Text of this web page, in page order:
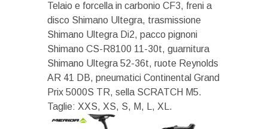
Telaio e forcella in carbonio CF3, freni a
disco Shimano Ultegra, trasmissione
Shimano Ultegra Di2, pacco pignoni
Shimano CS-R8100 11-30t, guarnitura
Shimano Ultegra 52-36t, ruote Reynolds
AR 41 DB, pneumatici Continental Grand
Prix 5000S TR, sella SCRATCH M5.
Taglie: XXS, XS, S, M, L, XL.